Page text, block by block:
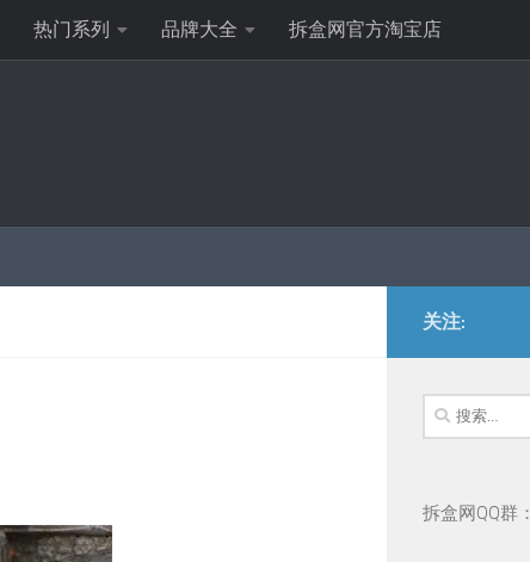
热门系列 品牌大全 拆盒网官方淘宝店
关注:
搜
索：
拆盒网QQ群：